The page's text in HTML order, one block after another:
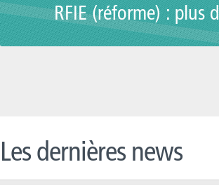
RFIE (réforme) : plus
Les dernières news